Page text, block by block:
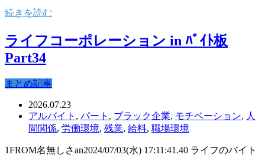
続きを読む
ライフコーポレーション in ﾊﾞｲﾄ板
Part34
まとめ記事
2026.07.23
アルバイト , パート , ブラック企業, モチベーション, 人
間関係, 労働環境, 残業, 給料, 職場環境
1FROM名無しさan2024/07/03(水) 17:11:41.40 ライフのバイト